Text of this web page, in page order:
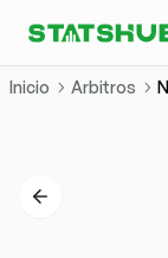
Inicio Arbitros